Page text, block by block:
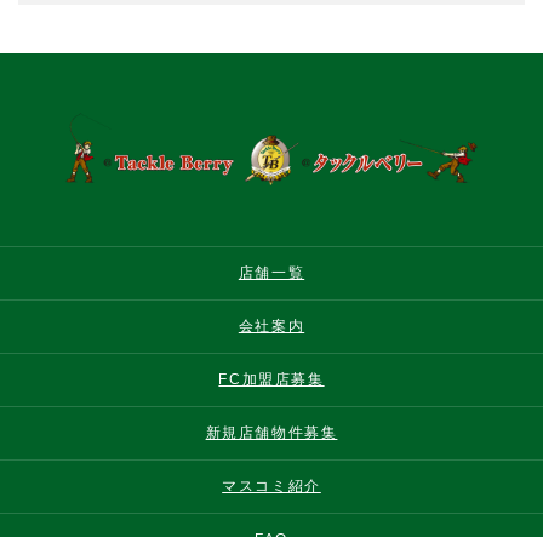
店舗一覧
会社案内
FC加盟店募集
新規店舗物件募集
マスコミ紹介